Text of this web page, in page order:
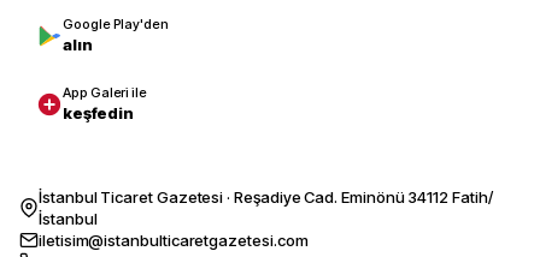
Google Play'den
alın
App Galeri ile
keşfedin
İstanbul Ticaret Gazetesi · Reşadiye Cad. Eminönü 34112 Fatih/
İstanbul
iletisim@istanbulticaretgazetesi.com